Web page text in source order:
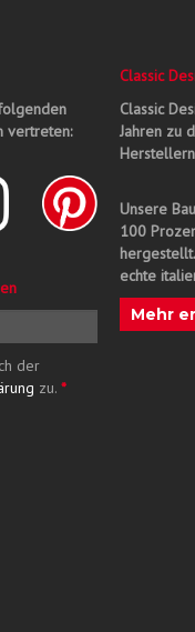
vertreten:
der
zu. *
Classic
Classic
Jahren zu
Unsere
100
echte
Mehr